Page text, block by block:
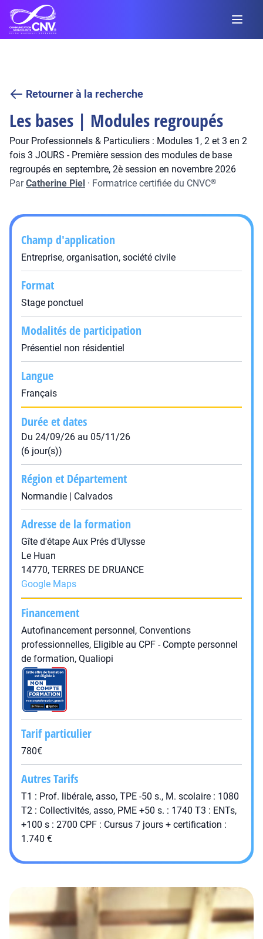
Retourner à la recherche
Les bases | Modules regroupés
Pour Professionnels & Particuliers : Modules 1, 2 et 3 en 2
fois 3 JOURS - Première session des modules de base
regroupés en septembre, 2è session en novembre 2026
ParCatherine Piel · Formatrice certifiée du CNVC®
Champ d'application
Entreprise, organisation, société civile
Format
Stage ponctuel
Modalités de participation
Présentiel non résidentiel
Langue
Français
Durée et dates
Du 24/09/26 au 05/11/26
(6 jour(s))
Région et Département
Normandie | Calvados
Adresse de la formation
Gîte d'étape Aux Prés d'Ulysse
Le Huan
14770, TERRES DE DRUANCE
Google Maps
Financement
Autofinancement personnel, Conventions
professionnelles, Eligible au CPF - Compte personnel
de formation, Qualiopi
Tarif particulier
780€
Autres Tarifs
T1 : Prof. libérale, asso, TPE -50 s., M. scolaire : 1080
T2 : Collectivités, asso, PME +50 s. : 1740 T3 : ENTs,
+100 s : 2700 CPF : Cursus 7 jours + certification :
1.740 €